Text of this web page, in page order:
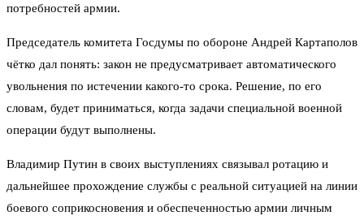
потребностей армии.
Председатель комитета Госдумы по обороне Андрей Картаполов
чётко дал понять: закон не предусматривает автоматического
увольнения по истечении какого-то срока. Решение, по его
словам, будет приниматься, когда задачи специальной военной
операции будут выполнены.
Владимир Путин в своих выступлениях связывал ротацию и
дальнейшее прохождение службы с реальной ситуацией на линии
боевого соприкосновения и обеспеченностью армии личным